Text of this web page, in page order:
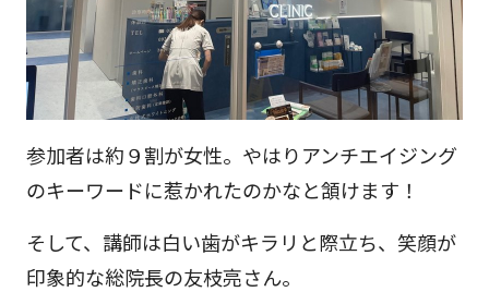
参加者は約９割が女性。やはりアンチエイジング
のキーワードに惹かれたのかなと頷けます！
そして、講師は白い歯がキラリと際立ち、笑顔が
印象的な総院長の友枝亮さん。